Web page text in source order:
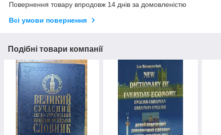
Повернення товару впродовж 14 днів за домовленістю
Всі умови повернення
Подібні товари компанії